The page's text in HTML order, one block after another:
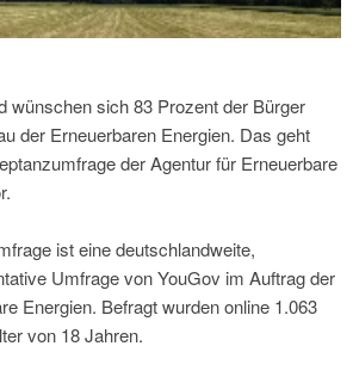
wünschen sich 83 Prozent der Bürger
der Erneuerbaren Energien. Das geht
der Agentur für Erneuerbare
ist eine deutschlandweite,
Umfrage von YouGov im Auftrag der
Energien. Befragt wurden online 1.063
von 18 Jahren.